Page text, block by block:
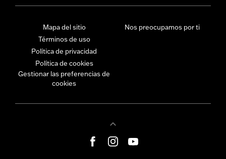
Mapa del sitio
Términos de uso
Política de privacidad
Política de cookies
Gestionar las preferencias de
cookies
Nos preocupamos por ti